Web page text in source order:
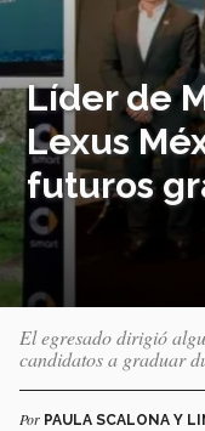
Líder de
Lexus
futuros
El egresado dirigió
candidatos a graduar
Por PAULA SCALONA Y